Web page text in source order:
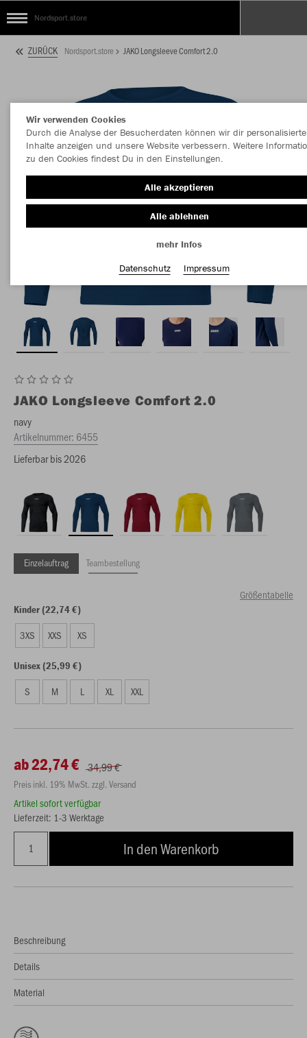
Nordsport.store
ZURÜCK Nordsport.store JAKO Longsleeve Comfort 2.0
JAKO Longsleeve Comfort 2.0
navy
Artikelnummer: 6455
Lieferbar bis 2026
Einzelauftrag Teambestellung
Größentabelle
Kinder (22,74 €)
3XS XXS XS
Unisex (25,99 €)
S M L XL XXL
ab 22,74 € 34,99 €
Preis inkl. 19% MwSt. zzgl. Versand
Artikel sofort verfügbar
Lieferzeit: 1-3 Werktage
In den Warenkorb
Beschreibung
Details
Material
Wir verwenden Cookies
Durch die Analyse der Besucherdaten können wir dir personalisierte
Inhalte anzeigen und unsere Website verbessern. Weitere
zu den Cookies findest Du in den Einstellungen.
Alle akzeptieren
Alle ablehnen
mehr Infos
Datenschutz
Impressum